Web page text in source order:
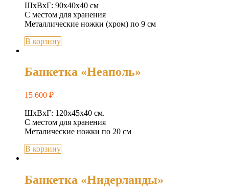
ШхВхГ: 90х40х40 см
С местом для хранения
Металлические ножки (хром) по 9 см
В корзину
Банкетка «Неаполь»
15 600 ₽
ШхВхГ: 120х45х40 см.
C местом для хранения
Металические ножки по 20 см
В корзину
Банкетка «Нидерланды»